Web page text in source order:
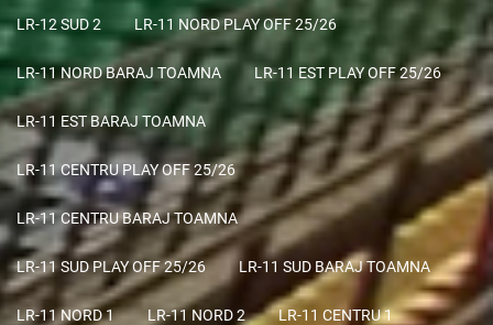
LR-12 SUD 2 LR-11 NORD PLAY OFF 25/26
LR-11 NORD BARAJ TOAMNA LR-11 EST PLAY OFF 25/26
LR-11 EST BARAJ TOAMNA
LR-11 CENTRU PLAY OFF 25/26
LR-11 CENTRU BARAJ TOAMNA
LR-11 SUD PLAY OFF 25/26 LR-11 SUD BARAJ TOAMNA
LR-11 NORD 1 LR-11 NORD 2 LR-11 CENTRU 1